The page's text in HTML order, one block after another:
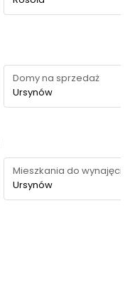
Domy na sprzedaż
Ursynów
Mieszkania do wynajęcia
Ursynów